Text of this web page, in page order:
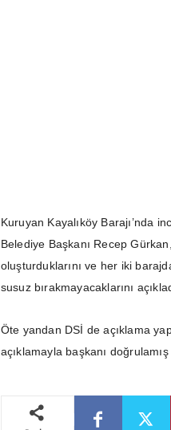
Kuruyan Kayalıköy Barajı’nda
Belediye Başkanı Recep
oluşturduklarını ve her iki
susuz bırakmayacaklarını
Öte yandan DSİ de açıklama
açıklamayla başkanı